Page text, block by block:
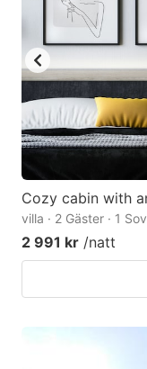
Cozy cabin with
villa · 2 Gäster · 1
2 991 kr /natt